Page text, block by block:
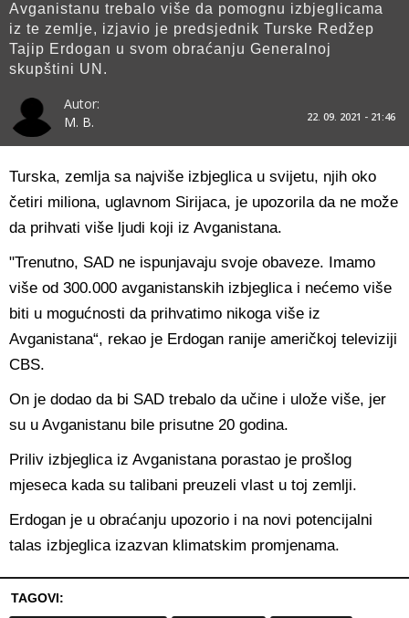
Avganistanu trebalo više da pomognu izbjeglicama
iz te zemlje, izjavio je predsjednik Turske Redžep
Tajip Erdogan u svom obraćanju Generalnoj
skupštini UN.
Autor:
M. B.
22. 09. 2021 - 21:46
Turska, zemlja sa najviše izbjeglica u svijetu, njih oko
četiri miliona, uglavnom Sirijaca, je upozorila da ne može
da prihvati više ljudi koji iz Avganistana.
"Trenutno, SAD ne ispunjavaju svoje obaveze. Imamo
više od 300.000 avganistanskih izbjeglica i nećemo više
biti u mogućnosti da prihvatimo nikoga više iz
Avganistana“, rekao je Erdogan ranije američkoj televiziji
CBS.
On je dodao da bi SAD trebalo da učine i ulože više, jer
su u Avganistanu bile prisutne 20 godina.
Priliv izbjeglica iz Avganistana porastao je prošlog
mjeseca kada su talibani preuzeli vlast u toj zemlji.
Erdogan je u obraćanju upozorio i na novi potencijalni
talas izbjeglica izazvan klimatskim promjenama.
TAGOVI: